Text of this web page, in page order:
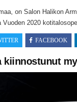
on Salon Halikon
2020
FACEBOOK
kiinnostunut